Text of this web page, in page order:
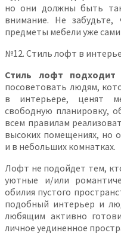
но они должны быть
внимание. Не
предметы мебели уже
№12. Стиль лофт в
Стиль лофт
посоветовать людям,
в интерьере, ценят
свободную планировку,
всем правилам
высоких помещениях, но
и в небольших комнатках.
Лофт не подойдет тем,
уютные и/или
обилия пустого
подобный интерьер и
любящим активно
личное уединенное